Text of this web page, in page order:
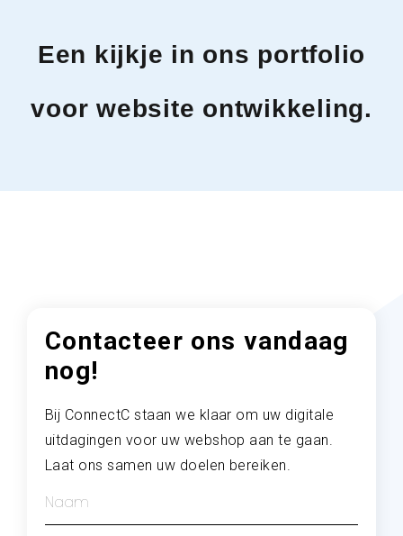
Een kijkje in ons portfolio
voor website ontwikkeling.
Contacteer ons vandaag
nog!
Bij ConnectC staan we klaar om uw digitale
uitdagingen voor uw webshop aan te gaan.
Laat ons samen uw doelen bereiken.